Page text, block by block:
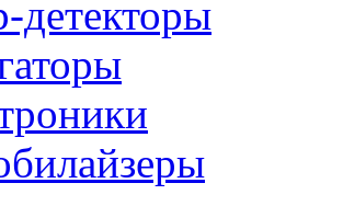
детекторы